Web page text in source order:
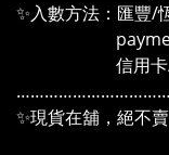
✨入數方法：匯豐
payme/
信用卡/7-11
✨現貨在舖，絕不